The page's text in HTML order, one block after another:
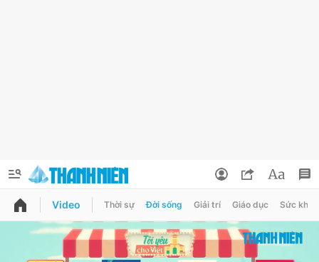
QUẢNG CÁO
Thông tin tài khoản
Video Thời sự Đời sống Giải trí Giáo dục Sức khỏe